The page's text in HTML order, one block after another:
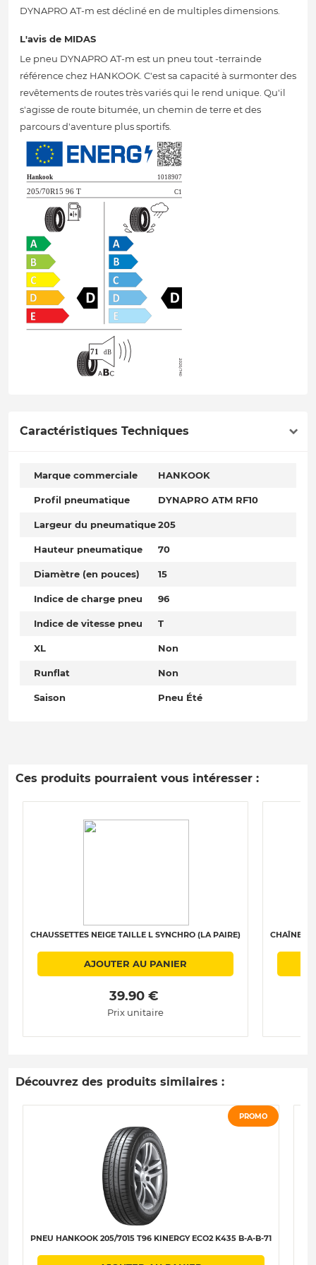
DYNAPRO AT-m est décliné en de multiples dimensions.
L'avis de MIDAS
Le pneu DYNAPRO AT-m est un pneu tout -terrainde
référence chez HANKOOK. C'est sa capacité à surmonter des
revêtements de routes très variés qui le rend unique. Qu'il
s'agisse de route bitumée, un chemin de terre et des
parcours d'aventure plus sportifs.
Caractéristiques Techniques
Marque commerciale HANKOOK
Profil pneumatique DYNAPRO ATM RF10
Largeur du pneumatique205
Hauteur pneumatique 70
Diamètre (en pouces) 15
Indice de charge pneu 96
Indice de vitesse pneu T
XL Non
Runflat Non
Saison Pneu Été
Ces produits pourraient vous intéresser :
CHAUSSETTES NEIGE TAILLE L SYNCHRO (LA PAIRE)
AJOUTER AU PANIER
39.90 €
Prix unitaire
CHAÎNES
Découvrez des produits similaires :
PROMO
PNEU HANKOOK 205/7015 T96 KINERGY ECO2 K435 B-A-B-71